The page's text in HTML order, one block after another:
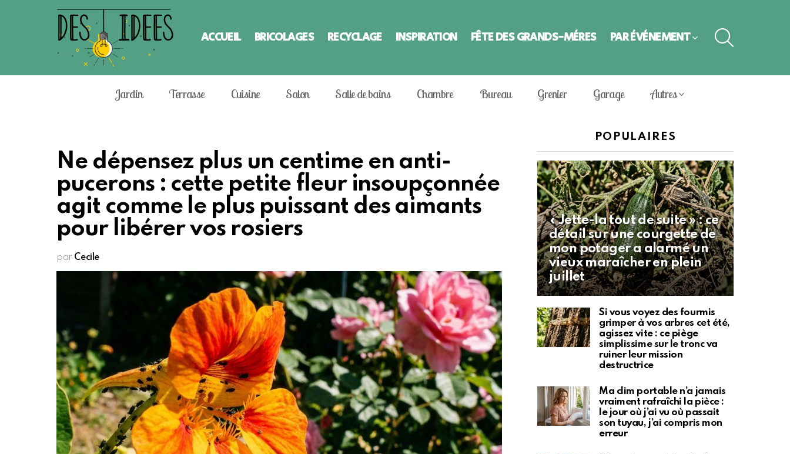
ACCUEIL BRICOLAGES RECYCLAGE INSPIRATION FÊTE DES GRANDS-MÈRES PAR ÉVÈNEMENT
Jardin Terrasse Cuisine Salon Salle de bains Chambre Bureau Grenier Garage Autres
Ne dépensez plus un centime en anti-
pucerons : cette petite fleur insoupçonnée
agit comme le plus puissant des aimants
pour libérer vos rosiers
par Cecile
POPULAIRES
« Jette-la tout de suite » : ce
détail sur une courgette de
mon potager a alarmé un
vieux maraîcher en plein
juillet
Si vous voyez des fourmis
grimper à vos arbres cet été,
agissez vite : ce piège
simplissime sur le tronc va
ruiner leur mission
destructrice
Ma clim portable n’a jamais
vraiment rafraîchi la pièce :
le jour où j’ai vu où passait
son tuyau, j’ai compris mon
erreur